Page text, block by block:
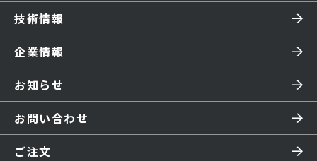
技術情報
企業情報
お知らせ
お問い合わせ
ご注文